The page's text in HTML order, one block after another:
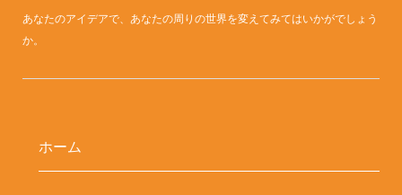
あなたのアイデアで、あなたの周りの世界を変えてみてはいかがでしょう
か。
ホーム